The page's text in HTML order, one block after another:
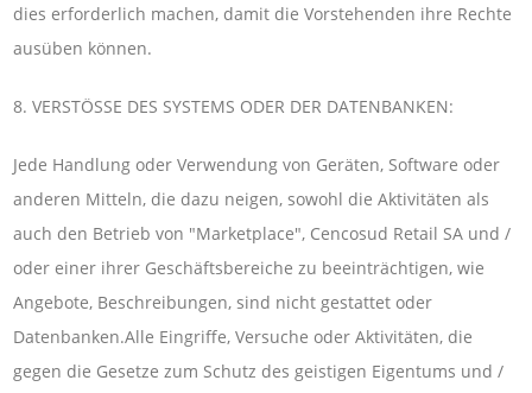
dies erforderlich machen, damit die Vorstehenden ihre Rechte
ausüben können.
8. VERSTÖSSE DES SYSTEMS ODER DER DATENBANKEN:
Jede Handlung oder Verwendung von Geräten, Software oder
anderen Mitteln, die dazu neigen, sowohl die Aktivitäten als
auch den Betrieb von "Marketplace", Cencosud Retail SA und /
oder einer ihrer Geschäftsbereiche zu beeinträchtigen, wie
Angebote, Beschreibungen, sind nicht gestattet oder
Datenbanken.Alle Eingriffe, Versuche oder Aktivitäten, die
gegen die Gesetze zum Schutz des geistigen Eigentums und /